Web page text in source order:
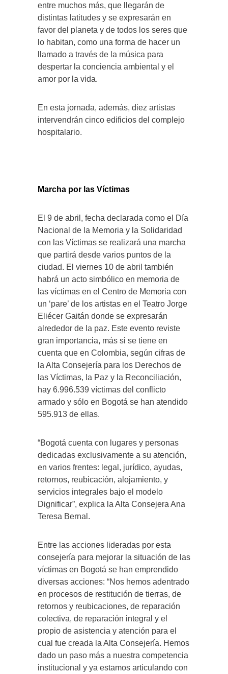
entre muchos más, que llegarán de
distintas latitudes y se expresarán en
favor del planeta y de todos los seres que
lo habitan, como una forma de hacer un
llamado a través de la música para
despertar la conciencia ambiental y el
amor por la vida.
En esta jornada, además, diez artistas
intervendrán cinco edificios del complejo
hospitalario.
Marcha por las Víctimas
El 9 de abril, fecha declarada como el Día
Nacional de la Memoria y la Solidaridad
con las Víctimas se realizará una marcha
que partirá desde varios puntos de la
ciudad. El viernes 10 de abril también
habrá un acto simbólico en memoria de
las víctimas en el Centro de Memoria con
un ‘pare’ de los artistas en el Teatro Jorge
Eliécer Gaitán donde se expresarán
alrededor de la paz. Este evento reviste
gran importancia, más si se tiene en
cuenta que en Colombia, según cifras de
la Alta Consejería para los Derechos de
las Víctimas, la Paz y la Reconciliación,
hay 6.996.539 víctimas del conflicto
armado y sólo en Bogotá se han atendido
595.913 de ellas.
“Bogotá cuenta con lugares y personas
dedicadas exclusivamente a su atención,
en varios frentes: legal, jurídico, ayudas,
retornos, reubicación, alojamiento, y
servicios integrales bajo el modelo
Dignificar”, explica la Alta Consejera Ana
Teresa Bernal.
Entre las acciones lideradas por esta
consejería para mejorar la situación de las
víctimas en Bogotá se han emprendido
diversas acciones: “Nos hemos adentrado
en procesos de restitución de tierras, de
retornos y reubicaciones, de reparación
colectiva, de reparación integral y el
propio de asistencia y atención para el
cual fue creada la Alta Consejería. Hemos
dado un paso más a nuestra competencia
institucional y ya estamos articulando con